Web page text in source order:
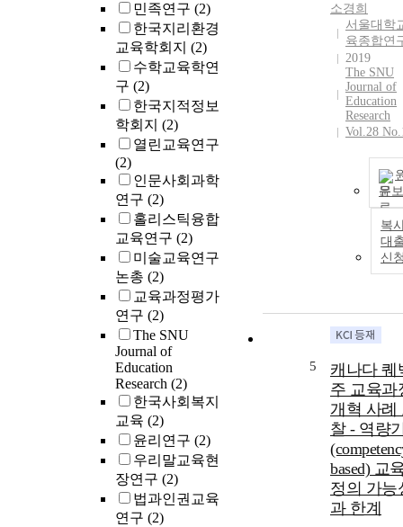
민족연구 (2)
한국지리환경
교육학회지 (2)
수학교육학연
구 (2)
한국지적정보
학회지 (2)
열린교육연구
(2)
인문사회과학
연구 (2)
홀리스틱융합
교육연구 (2)
미술교육연구
논총 (2)
교육과정평가
연구 (2)
The SNU
Journal of
Education
Research (2)
한국사회복지
교육 (2)
윤리연구 (2)
우리말교육현
장연구 (2)
법과인권교육
연구 (2)
소경희
서울대학
육종합연
2019
The SNU
Journal of
Education
Research
Vol.28
문
복
대
신
5
캐나다 퀘
주 교육과
개혁 사례
찰 - 역량
based) 교
정의 가능
과 한계